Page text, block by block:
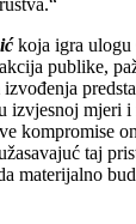
koja igra ulogu
publike,
izvjesnoj mjeri i
kompromise
taj
materijalno